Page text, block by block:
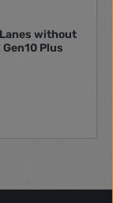
Lanes without
Plus